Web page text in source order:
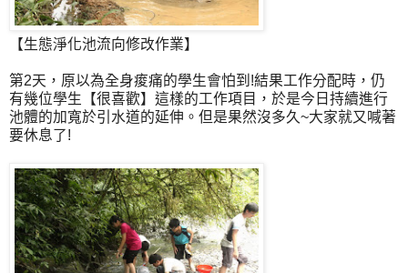
【生態淨化池流向修改作業】
第2天，原以為全身痠痛的學生會怕到!結果工作分配時，仍
有幾位學生【很喜歡】這樣的工作項目，於是今日持續進行
池體的加寬於引水道的延伸。但是果然沒多久~大家就又喊著
要休息了!